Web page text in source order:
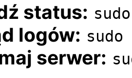
status:
logów:
serwer: